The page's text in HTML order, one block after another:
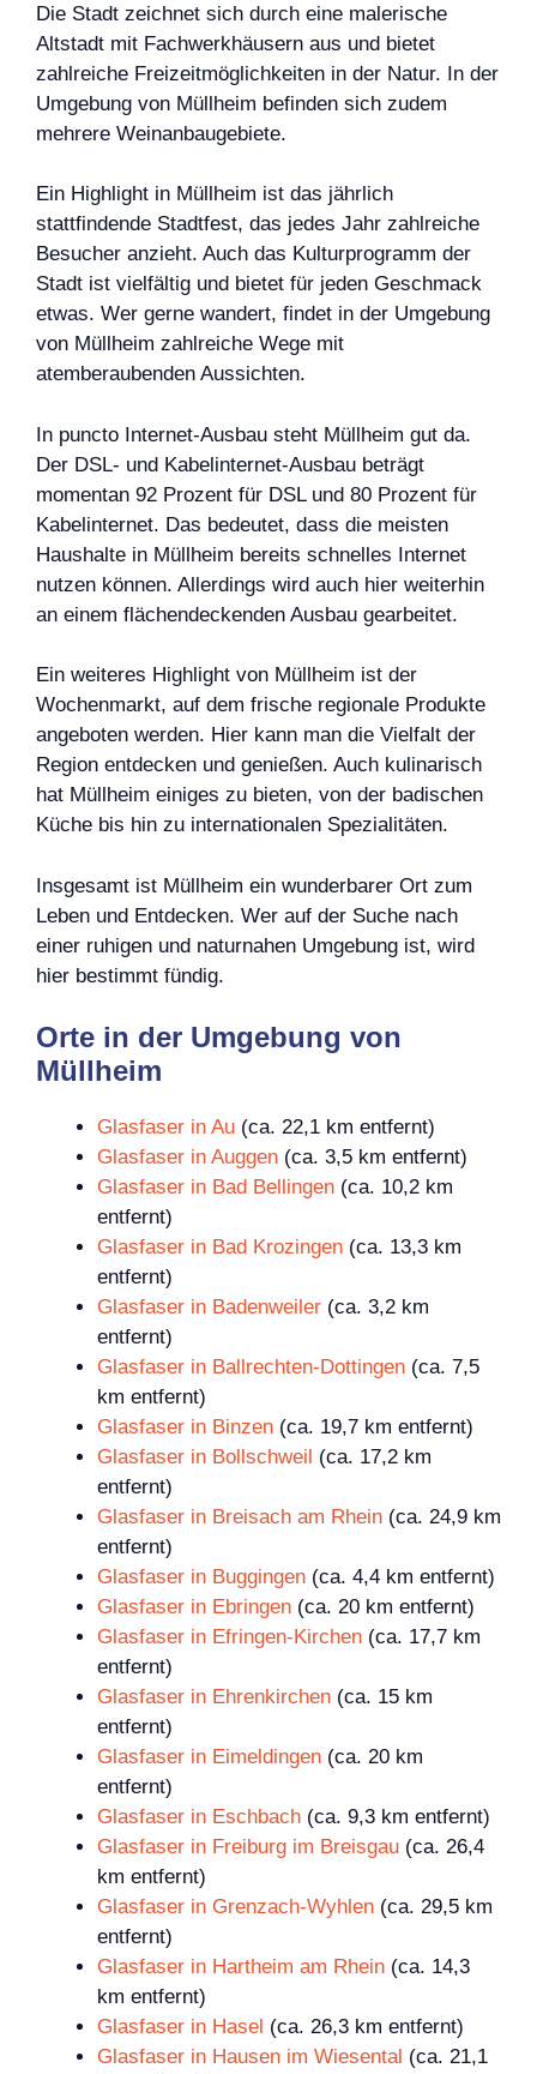
Die Stadt zeichnet sich durch eine malerische
Altstadt mit Fachwerkhäusern aus und bietet
zahlreiche Freizeitmöglichkeiten in der Natur. In der
Umgebung von Müllheim befinden sich zudem
mehrere Weinanbaugebiete.
Ein Highlight in Müllheim ist das jährlich
stattfindende Stadtfest, das jedes Jahr zahlreiche
Besucher anzieht. Auch das Kulturprogramm der
Stadt ist vielfältig und bietet für jeden Geschmack
etwas. Wer gerne wandert, findet in der Umgebung
von Müllheim zahlreiche Wege mit
atemberaubenden Aussichten.
In puncto Internet-Ausbau steht Müllheim gut da.
Der DSL- und Kabelinternet-Ausbau beträgt
momentan 92 Prozent für DSL und 80 Prozent für
Kabelinternet. Das bedeutet, dass die meisten
Haushalte in Müllheim bereits schnelles Internet
nutzen können. Allerdings wird auch hier weiterhin
an einem flächendeckenden Ausbau gearbeitet.
Ein weiteres Highlight von Müllheim ist der
Wochenmarkt, auf dem frische regionale Produkte
angeboten werden. Hier kann man die Vielfalt der
Region entdecken und genießen. Auch kulinarisch
hat Müllheim einiges zu bieten, von der badischen
Küche bis hin zu internationalen Spezialitäten.
Insgesamt ist Müllheim ein wunderbarer Ort zum
Leben und Entdecken. Wer auf der Suche nach
einer ruhigen und naturnahen Umgebung ist, wird
hier bestimmt fündig.
Orte in der Umgebung von
Müllheim
Glasfaser in Au (ca. 22,1 km entfernt)
Glasfaser in Auggen (ca. 3,5 km entfernt)
Glasfaser in Bad Bellingen (ca. 10,2 km
entfernt)
Glasfaser in Bad Krozingen (ca. 13,3 km
entfernt)
Glasfaser in Badenweiler (ca. 3,2 km
entfernt)
Glasfaser in Ballrechten-Dottingen (ca. 7,5
km entfernt)
Glasfaser in Binzen (ca. 19,7 km entfernt)
Glasfaser in Bollschweil (ca. 17,2 km
entfernt)
Glasfaser in Breisach am Rhein (ca. 24,9 km
entfernt)
Glasfaser in Buggingen (ca. 4,4 km entfernt)
Glasfaser in Ebringen (ca. 20 km entfernt)
Glasfaser in Efringen-Kirchen (ca. 17,7 km
entfernt)
Glasfaser in Ehrenkirchen (ca. 15 km
entfernt)
Glasfaser in Eimeldingen (ca. 20 km
entfernt)
Glasfaser in Eschbach (ca. 9,3 km entfernt)
Glasfaser in Freiburg im Breisgau (ca. 26,4
km entfernt)
Glasfaser in Grenzach-Wyhlen (ca. 29,5 km
entfernt)
Glasfaser in Hartheim am Rhein (ca. 14,3
km entfernt)
Glasfaser in Hasel (ca. 26,3 km entfernt)
Glasfaser in Hausen im Wiesental (ca. 21,1